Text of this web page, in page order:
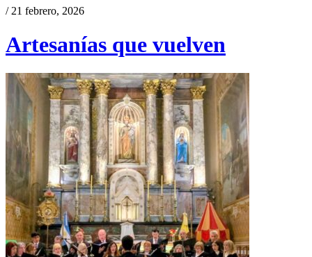
/ 21 febrero, 2026
Artesanías que vuelven